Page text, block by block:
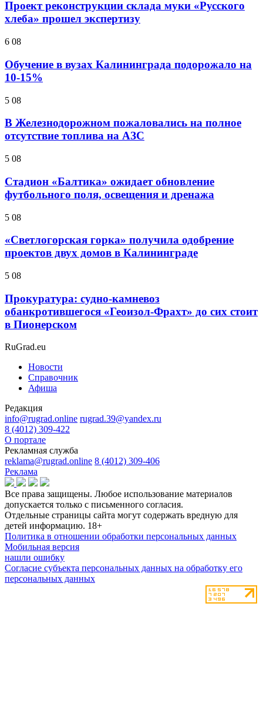
Проект реконструкции склада муки «Русского
хлеба» прошел экспертизу
6 08
Обучение в вузах Калининграда подорожало на
10-15%
5 08
В Железнодорожном пожаловались на полное
отсутствие топлива на АЗС
5 08
Стадион «Балтика» ожидает обновление
футбольного поля, освещения и дренажа
5 08
«Светлогорская горка» получила одобрение
проектов двух домов в Калининграде
5 08
Прокуратура: судно-камневоз
обанкротившегося «Геоизол-Фрахт» до сих стоит
в Пионерском
RuGrad.eu
Новости
Справочник
Афиша
Редакция
info@rugrad.online rugrad.39@yandex.ru
8 (4012) 309-422
О портале
Рекламная служба
reklama@rugrad.online 8 (4012) 309-406
Реклама
Все права защищены. Любое использование материалов
допускается только с письменного согласия.
Отдельные страницы сайта могут содержать вредную для
детей информацию. 18+
Политика в отношении обработки персональных данных
Мобильная версия
нашли ошибку
Согласие субъекта персональных данных на обработку его
персональных данных